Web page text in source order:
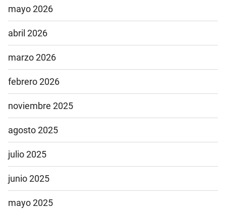
mayo 2026
abril 2026
marzo 2026
febrero 2026
noviembre 2025
agosto 2025
julio 2025
junio 2025
mayo 2025